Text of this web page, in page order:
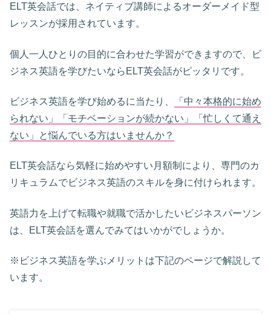
ELT英会話では、ネイティブ講師によるオーダーメイド型
レッスンが採用されています。
個人一人ひとりの目的に合わせた学習ができますので、ビ
ジネス英語を学びたいならELT英会話がピッタリです。
ビジネス英語を学び始めるに当たり、
「中々本格的に始め
られない」「モチベーションが続かない」「忙しくて通え
ない」と悩んでいる方はいませんか？
ELT英会話なら気軽に始めやすい月額制により、専門のカ
リキュラムでビジネス英語のスキルを身に付けられます。
英語力を上げて転職や就職で活かしたいビジネスパーソン
は、ELT英会話を選んでみてはいかがでしょうか。
※ビジネス英語を学ぶメリットは下記のページで解説して
います。